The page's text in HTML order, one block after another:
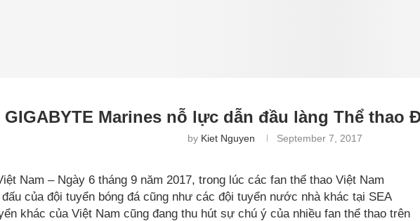
GIGABYTE Marines nỗ lực dẫn đầu làng Thể thao
by Kiet Nguyen September 7, 2017
Nam – Ngày 6 tháng 9 năm 2017, trong lúc các fan thể thao Việt Nam
của đội tuyển bóng đá cũng như các đội tuyển nước nhà khác tại SEA
khác của Việt Nam cũng đang thu hút sự chú ý của nhiều fan thể thao trên